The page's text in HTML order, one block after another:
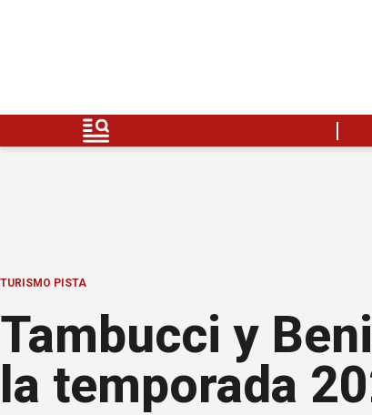
TURISMO PISTA
Tambucci y
la temporada